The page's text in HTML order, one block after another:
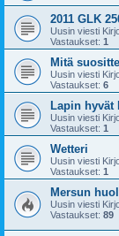
2011 GLK
Uusin viesti
Vastaukset: 1
Mitä
Uusin viesti
Vastaukset: 6
Lapin hyvät
Uusin viesti
Vastaukset: 1
Wetteri
Uusin viesti
Vastaukset: 1
Mersun
Uusin viesti
Vastaukset: 89